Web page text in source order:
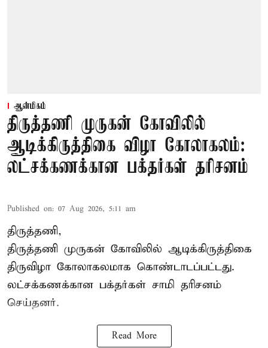
ஆன்மிகம்
திருத்தணி முருகன் கோவிலில்
ஆடிக்கிருத்திகை விழா கோலாகலம்:
லட்சக்கணக்கான பக்தர்கள் தரிசனம்
Published on: 07 Aug 2026, 5:11 am
திருத்தணி,
திருத்தணி முருகன் கோவிலில் ஆடிக்கிருத்திகை
திருவிழா கோலாகலமாக கொண்டாடப்பட்டது.
லட்சக்கணக்கான பக்தர்கள் சாமி தரிசனம்
செய்தனர்.
Read More